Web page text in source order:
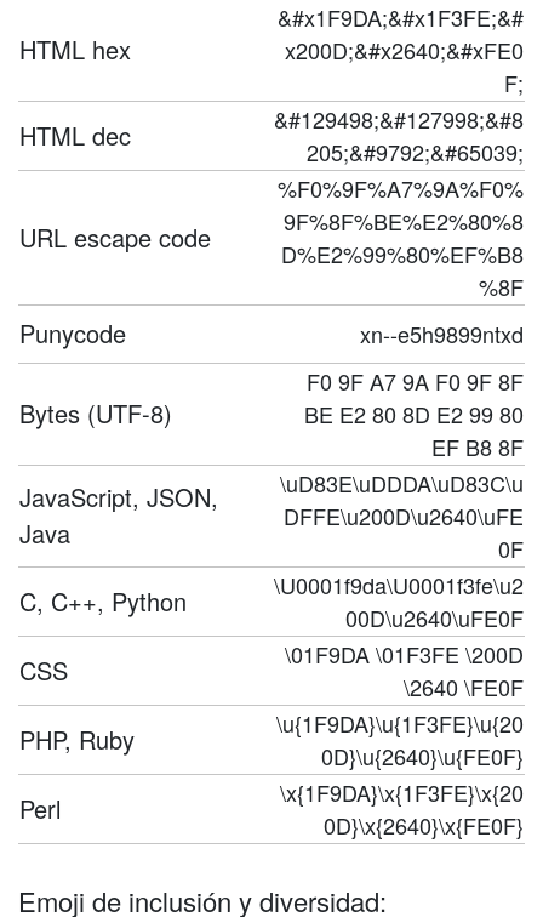
HTML hex
&#x1F9DA;&#x1F3FE;&#
x200D;&#x2640;&#xFE0
F;
HTML dec
&#129498;&#127998;&#8
205;&#9792;&#65039;
URL escape code
%F0%9F%A7%9A%F0%
9F%8F%BE%E2%80%8
D%E2%99%80%EF%B8
%8F
Punycode xn--e5h9899ntxd
Bytes (UTF-8)
F0 9F A7 9A F0 9F 8F
BE E2 80 8D E2 99 80
EF B8 8F
JavaScript, JSON,
Java
\uD83E\uDDDA\uD83C\u
DFFE\u200D\u2640\uFE
0F
C, C++, Python
\U0001f9da\U0001f3fe\u2
00D\u2640\uFE0F
CSS
\01F9DA \01F3FE \200D
\2640 \FE0F
PHP, Ruby
\u{1F9DA}\u{1F3FE}\u{20
0D}\u{2640}\u{FE0F}
Perl
\x{1F9DA}\x{1F3FE}\x{20
0D}\x{2640}\x{FE0F}
Emoji de inclusión y diversidad: